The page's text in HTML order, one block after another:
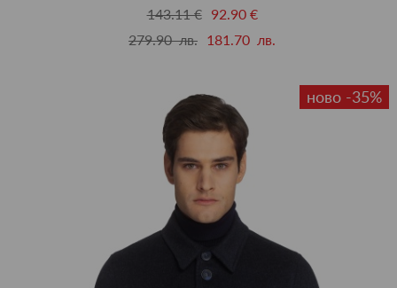
143.11 €
92.90 €
279.90 лв. 181.70 лв.
ново -35%